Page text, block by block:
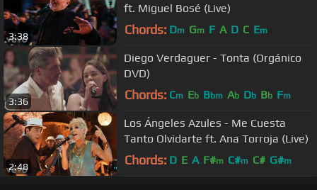
3:38
ft. Miguel Bosé (Live)
Chords: Dm Gm F A D C Em
3:36
Diego Verdaguer - Tonta (Orgánico
DVD)
Chords: Cm Eb Bbm Ab Db Bb Fm
2:48
Los Ángeles Azules - Me Cuesta
Tanto Olvidarte ft. Ana Torroja (Live)
Chords: D E A F#m C#m C# G#m